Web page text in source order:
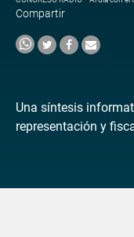
Compartir
Una síntesis
representación y